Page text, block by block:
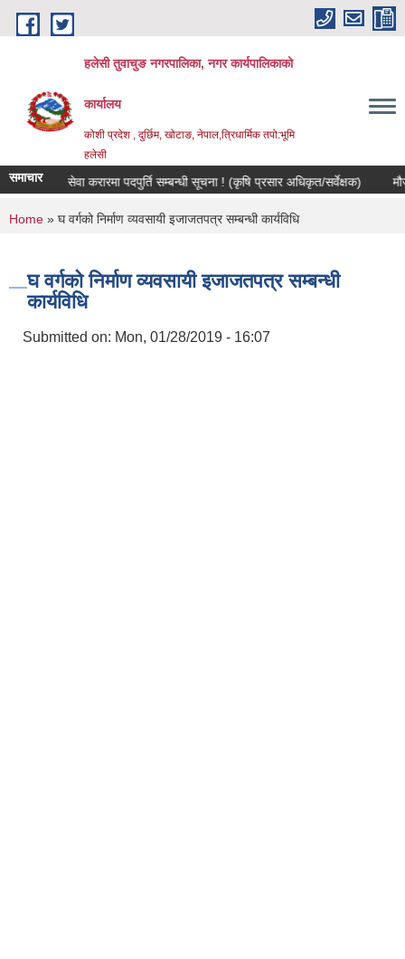
Skip to main content
हलेसी तुवाचुङ नगरपालिका, नगर कार्यपालिकाको
कार्यालय
कोशी प्रदेश , दुर्छिम, खोटाङ, नेपाल,त्रिधार्मिक तपो:भूमि
हलेसी
समाचारसेवा करारमा पदपुर्ति सम्बन्धी सूचना ! (कृषि प्रसार अधिकृत/सर्वेक्षक) मौजुदा
You are here
Home » घ वर्गको निर्माण व्यवसायी इजाजतपत्र सम्बन्धी कार्यविधि
घ वर्गको निर्माण व्यवसायी इजाजतपत्र सम्बन्धी
कार्यविधि
Submitted on: Mon, 01/28/2019 - 16:07